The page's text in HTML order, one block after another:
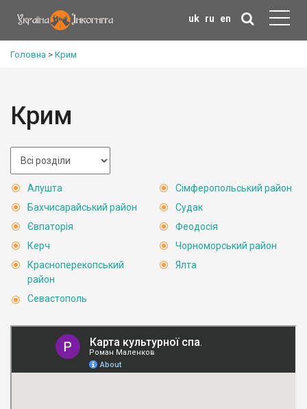
uk ru en
Головна > Крим
Крим
Алушта
Бахчисарайський район
Євпаторія
Керч
Красноперекопський
район
Севастополь
Сімферопольський район
Судак
Феодосія
Чорноморський район
Ялта